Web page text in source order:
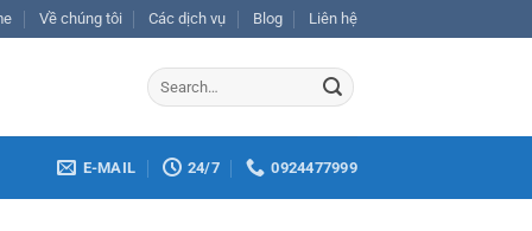
Về chúng tôi Các dịch vụ Blog Liên hệ
E-MAIL 24/7 0924477999